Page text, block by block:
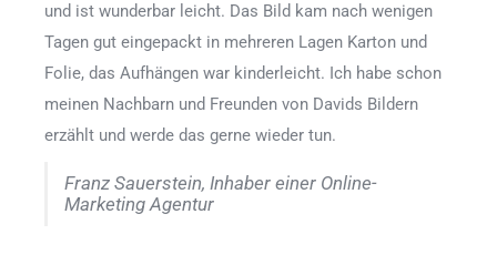
und ist wunderbar leicht. Das Bild kam nach wenigen
Tagen gut eingepackt in mehreren Lagen Karton und
Folie, das Aufhängen war kinderleicht. Ich habe schon
meinen Nachbarn und Freunden von Davids Bildern
erzählt und werde das gerne wieder tun.
Franz Sauerstein, Inhaber einer Online-
Marketing Agentur